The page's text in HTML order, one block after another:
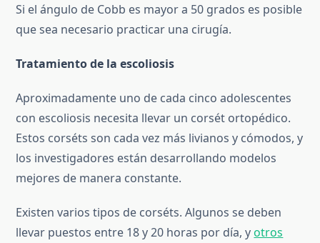
Si el ángulo de Cobb es mayor a 50 grados es posible
que sea necesario practicar una cirugía.
Tratamiento de la escoliosis
Aproximadamente uno de cada cinco adolescentes
con escoliosis necesita llevar un corsét ortopédico.
Estos corséts son cada vez más livianos y cómodos, y
los investigadores están desarrollando modelos
mejores de manera constante.
Existen varios tipos de corséts. Algunos se deben
llevar puestos entre 18 y 20 horas por día, yotros